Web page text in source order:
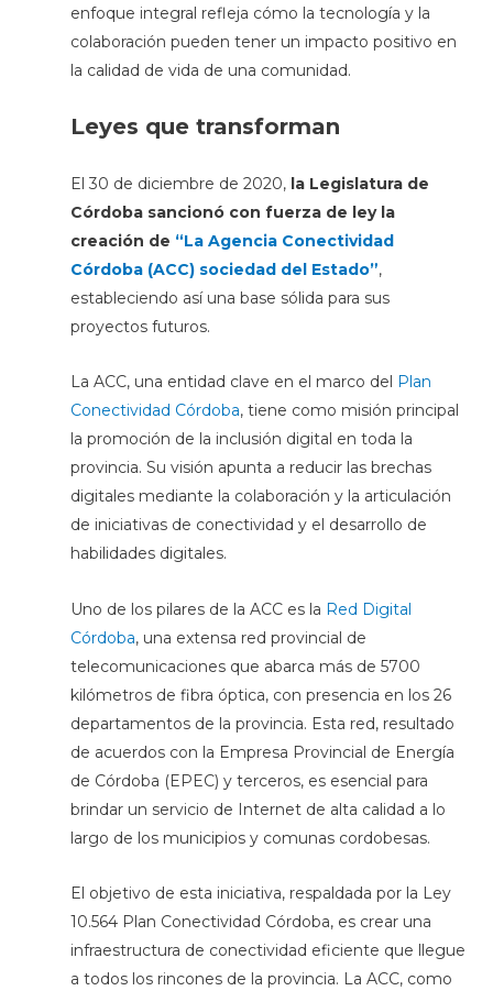
enfoque integral refleja cómo la tecnología y la
colaboración pueden tener un impacto positivo en
la calidad de vida de una comunidad.
Leyes que transforman
El 30 de diciembre de 2020, la Legislatura de
Córdoba sancionó con fuerza de ley la
creación de “La Agencia Conectividad
Córdoba (ACC) sociedad del Estado”,
estableciendo así una base sólida para sus
proyectos futuros.
La ACC, una entidad clave en el marco del
Plan
Conectividad Córdoba, tiene como misión principal
la promoción de la inclusión digital en toda la
provincia. Su visión apunta a reducir las brechas
digitales mediante la colaboración y la articulación
de iniciativas de conectividad y el desarrollo de
habilidades digitales.
Uno de los pilares de la ACC es la Red Digital
Córdoba, una extensa red provincial de
telecomunicaciones que abarca más de 5700
kilómetros de fibra óptica, con presencia en los 26
departamentos de la provincia. Esta red, resultado
de acuerdos con la Empresa Provincial de Energía
de Córdoba (EPEC) y terceros, es esencial para
brindar un servicio de Internet de alta calidad a lo
largo de los municipios y comunas cordobesas.
El objetivo de esta iniciativa, respaldada por la Ley
10.564 Plan Conectividad Córdoba, es crear una
infraestructura de conectividad eficiente que llegue
a todos los rincones de la provincia. La ACC, como